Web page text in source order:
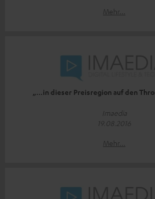
Mehr...
„…in dieser Preisregion auf den
Imaedia
19.08.2016
Mehr...